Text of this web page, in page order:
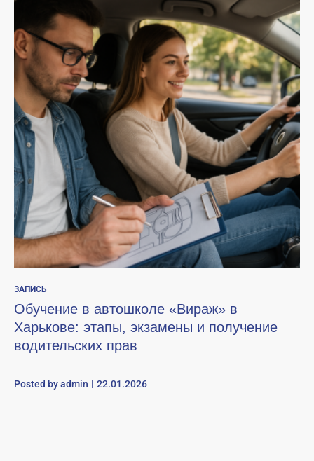
ЗАПИСЬ
Обучение в автошколе «Вираж» в
Харькове: этапы, экзамены и получение
водительских прав
Posted byadmin 22.01.2026